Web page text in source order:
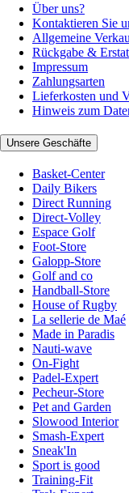
Über uns?
Kontaktieren Sie
Allgemeine
Rückgabe &
Impressum
Zahlungsarten
Lieferkosten und
Hinweis zum
Unsere Geschäfte
Basket-Center
Daily Bikers
Direct Running
Direct-Volley
Espace Golf
Foot-Store
Galopp-Store
Golf and co
Handball-Store
House of Rugby
La sellerie de Maé
Made in Paradis
Nauti-wave
On-Fight
Padel-Expert
Pecheur-Store
Pet and Garden
Slowood Interior
Smash-Expert
Sneak'In
Sport is good
Training-Fit